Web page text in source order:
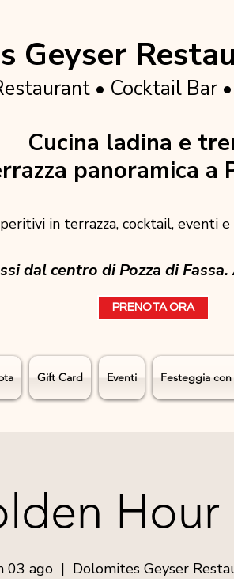
Geyser
• Cocktail Bar
Cucina ladina e
panoramica a
in terrazza, cocktail, eventi
dal centro di Pozza di
PRENOTA ORA
Gift Card Eventi Festeggia
Hour
03 ago
  |
Dolomites Geyser